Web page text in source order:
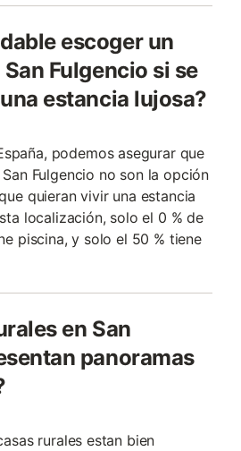
escoger un
Fulgencio si se
estancia lujosa?
podemos asegurar que
Fulgencio no son la opción
quieran vivir una estancia
localización, solo el 0 % de
piscina, y solo el 50 % tiene
en San
panoramas
rurales estan bien